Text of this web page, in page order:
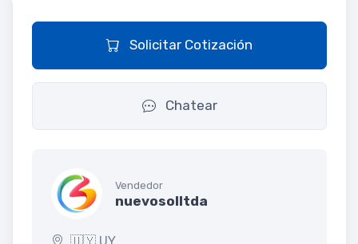
Solicitar Cotización
Chatear
Vendedor
nuevosolltda
🇺🇾 UY